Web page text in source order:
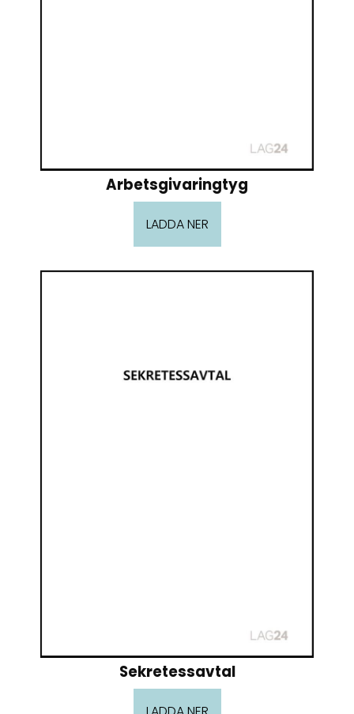
Arbetsgivaringtyg
LADDA NER
Sekretessavtal